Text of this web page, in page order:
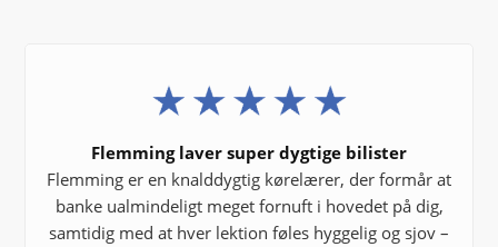
Flemming laver super dygtige bilister
Flemming er en knalddygtig kørelærer, der formår at
banke ualmindeligt meget fornuft i hovedet på dig,
samtidig med at hver lektion føles hyggelig og sjov –